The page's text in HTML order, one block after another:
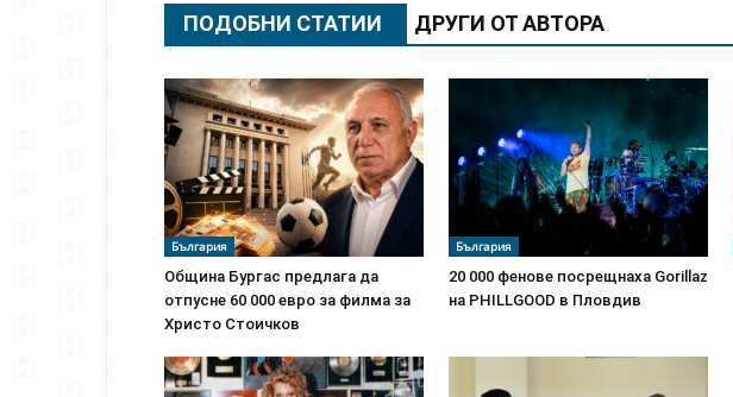
ПОДОБНИ СТАТИИ ДРУГИ ОТ АВТОРА
България
Община Бургас предлага да
отпусне 60 000 евро за филма за
Христо Стоичков
България
20 000 фенове посрещнаха Gorillaz
на PHILLGOOD в Пловдив